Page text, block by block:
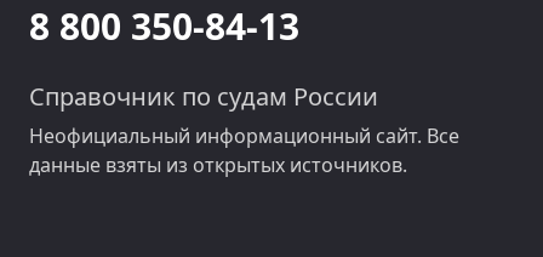
8 800 350-84-13
Справочник по судам России
Неофициальный информационный сайт. Все
данные взяты из открытых источников.